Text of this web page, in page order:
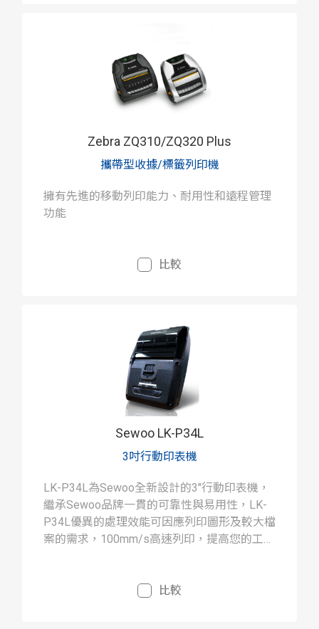
Zebra ZQ310/ZQ320 Plus
攜帶型收據/標籤列印機
擁有先進的移動列印能力、耐用性和遠程管理
功能
比較
Sewoo LK-P34L
3吋行動印表機
LK-P34L為Sewoo全新設計的3"行動印表機，
繼承Sewoo品牌一貫的可靠性與易用性，LK-
P34L優異的處理效能可因應列印圖形及較大檔
案的需求，100mm/s高速列印，提高您的工作
比較